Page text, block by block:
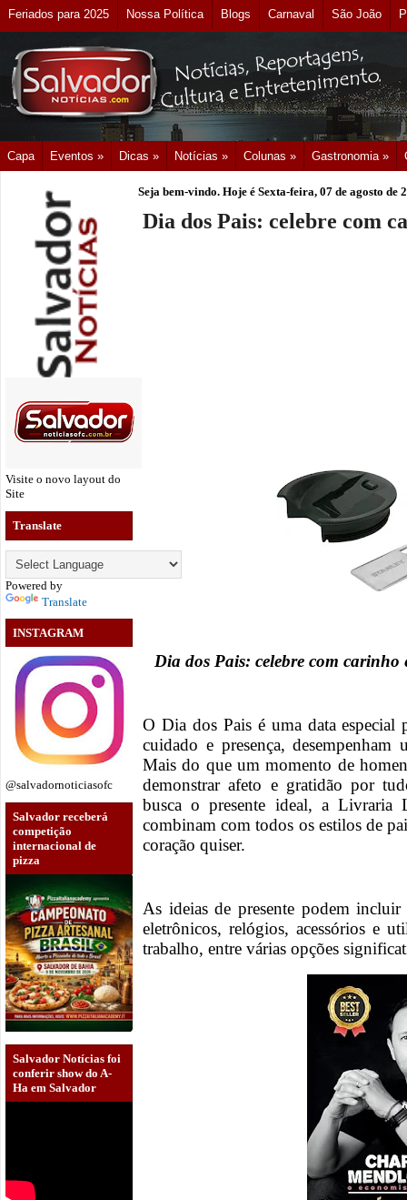
Feriados para 2025 Nossa Política Blogs Carnaval São João
Capa Eventos » Dicas » Notícias » Colunas » Gastronomia »
Visite o novo layout do
Site
Translate
Powered by
Translate
INSTAGRAM
@salvadornoticiasofc
Salvador receberá
competição
internacional de
pizza
Salvador Notícias foi
conferir show do A-
Ha em Salvador
Seja bem-vindo. Hoje é Sexta-feira, 07 de agosto de
Dia dos Pais: celebre com
Dia dos Pais: celebre com
O Dia dos Pais é uma data especial
cuidado e presença, desempenham
Mais do que um momento de
demonstrar afeto e gratidão por
busca o presente ideal, a Livraria
combinam com todos os estilos de
coração quiser.
As ideias de presente podem
eletrônicos, relógios, acessórios e
trabalho, entre várias opções